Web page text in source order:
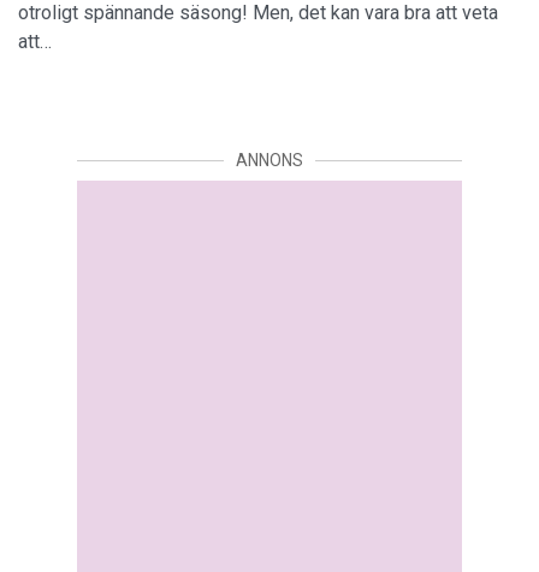
otroligt spännande säsong! Men, det kan vara bra att veta
att…
ANNONS